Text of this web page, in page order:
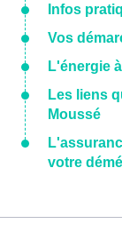
Infos
Vos
L'énergie
Les liens
Moussé
votre